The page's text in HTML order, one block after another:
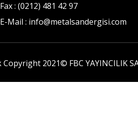
Fax : (0212) 481 42 97
E-Mail : info@metalsandergisi.com
Copyright 2021© FBC YAYINCILIK